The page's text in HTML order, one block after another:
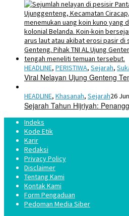
HEADLINE, PERISTIWA, Sejarah,
Viral Nelayan Ujung Genteng
HEADLINE, Khasanah, Sejarah26
Sejarah Tahun Hijriyah:
Indeks
Kode Etik
Karir
Redaksi
Privacy Policy
Disclaimer
Tentang Kami
Kontak Kami
Form Pengaduan
Pedoman Media Siber